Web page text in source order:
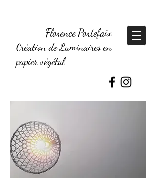
Florence Portefaix
Création de Luminaires en
papier végétal